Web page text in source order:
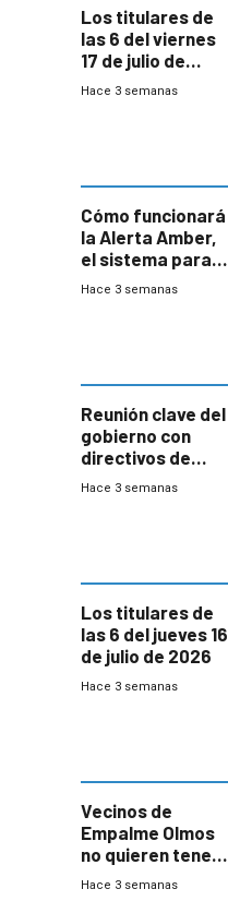
Los titulares de
las 6 del viernes
17 de julio de
2026
Hace 3 semanas
Cómo funcionará
la Alerta Amber,
el sistema para
la búsqueda
Hace 3 semanas
Reunión clave del
gobierno con
directivos de
Fábricas
Hace 3 semanas
Los titulares de
las 6 del jueves 16
de julio de 2026
Hace 3 semanas
Vecinos de
Empalme Olmos
no quieren tener
cerca una planta
Hace 3 semanas